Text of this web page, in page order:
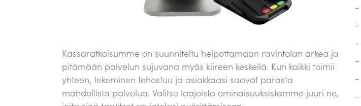
Kassaratkaisumme on suunniteltu helpottamaan ravintolan arkea ja
pitämään palvelun sujuvana myös kiireen keskellä. Kun kaikki toimii
yhteen, tekeminen tehostuu ja asiakkaasi saavat parasta
mahdollista palvelua. Valitse laajoista ominaisuuksistamme juuri ne,